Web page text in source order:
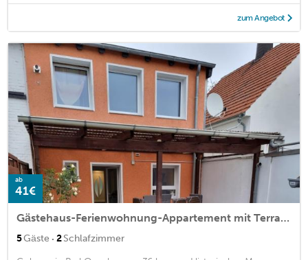
zum Angebot
ab
41€
Gästehaus-Ferienwohnung-Appartement mit Terrasse - Nähe Kliniken/ Herzzentrum
5Gäste · 2Schlafzimmer